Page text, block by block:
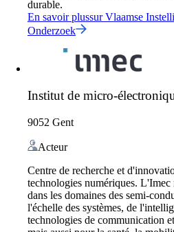
durable.
En savoir plussurVlaamse
Onderzoek
Institut de micro-
9052 Gent
Acteur
Centre de recherche et
technologies numériques.
dans les domaines des semi-
l'échelle des systèmes, de
technologies de communication